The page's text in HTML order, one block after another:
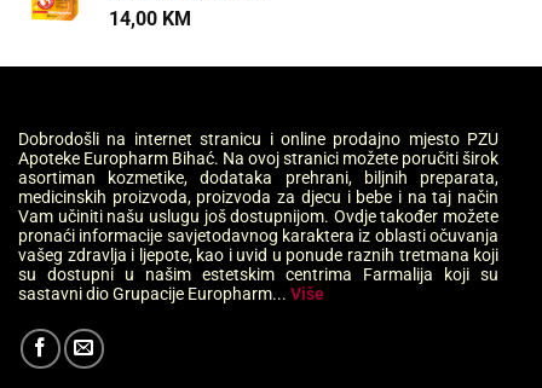
14,00 KM
Dobrodošli na internet stranicu i online prodajno mjesto PZU
Apoteke Europharm Bihać. Na ovoj stranici možete poručiti širok
asortiman kozmetike, dodataka prehrani, biljnih preparata,
medicinskih proizvoda, proizvoda za djecu i bebe i na taj način
Vam učiniti našu uslugu još dostupnijom. Ovdje također možete
pronaći informacije savjetodavnog karaktera iz oblasti očuvanja
vašeg zdravlja i ljepote, kao i uvid u ponude raznih tretmana koji
su dostupni u našim estetskim centrima Farmalija koji su
sastavni dio Grupacije Europharm... Više